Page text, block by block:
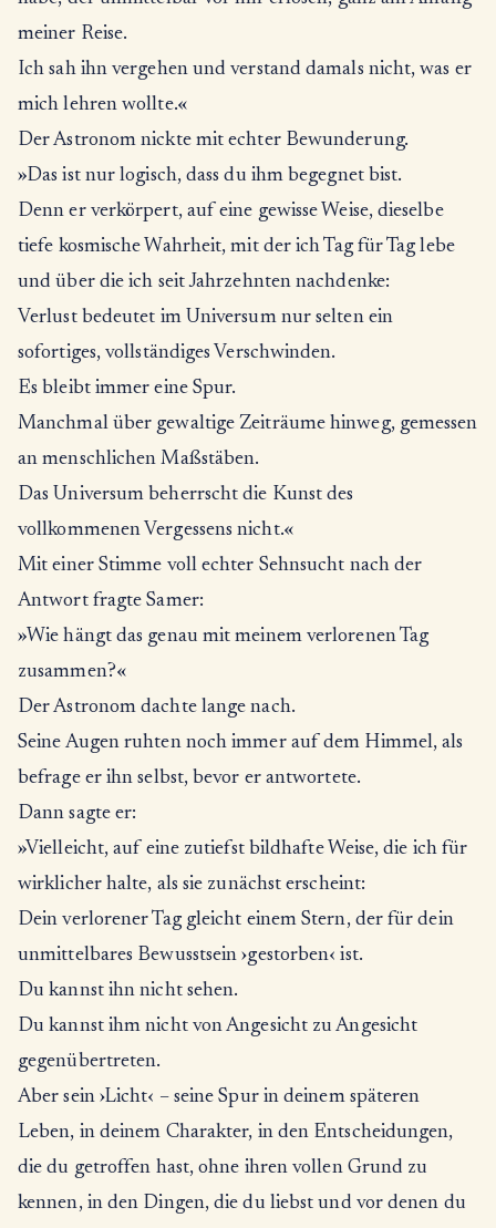
meiner Reise.
Ich sah ihn vergehen und verstand damals nicht, was er
mich lehren wollte.«
Der Astronom nickte mit echter Bewunderung.
»Das ist nur logisch, dass du ihm begegnet bist.
Denn er verkörpert, auf eine gewisse Weise, dieselbe
tiefe kosmische Wahrheit, mit der ich Tag für Tag lebe
und über die ich seit Jahrzehnten nachdenke:
Verlust bedeutet im Universum nur selten ein
sofortiges, vollständiges Verschwinden.
Es bleibt immer eine Spur.
Manchmal über gewaltige Zeiträume hinweg, gemessen
an menschlichen Maßstäben.
Das Universum beherrscht die Kunst des
vollkommenen Vergessens nicht.«
Mit einer Stimme voll echter Sehnsucht nach der
Antwort fragte Samer:
»Wie hängt das genau mit meinem verlorenen Tag
zusammen?«
Der Astronom dachte lange nach.
Seine Augen ruhten noch immer auf dem Himmel, als
befrage er ihn selbst, bevor er antwortete.
Dann sagte er:
»Vielleicht, auf eine zutiefst bildhafte Weise, die ich für
wirklicher halte, als sie zunächst erscheint:
Dein verlorener Tag gleicht einem Stern, der für dein
unmittelbares Bewusstsein ›gestorben‹ ist.
Du kannst ihn nicht sehen.
Du kannst ihm nicht von Angesicht zu Angesicht
gegenübertreten.
Aber sein ›Licht‹ – seine Spur in deinem späteren
Leben, in deinem Charakter, in den Entscheidungen,
die du getroffen hast, ohne ihren vollen Grund zu
kennen, in den Dingen, die du liebst und vor denen du